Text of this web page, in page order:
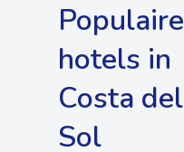
Populaire
hotels in
Costa del
Sol